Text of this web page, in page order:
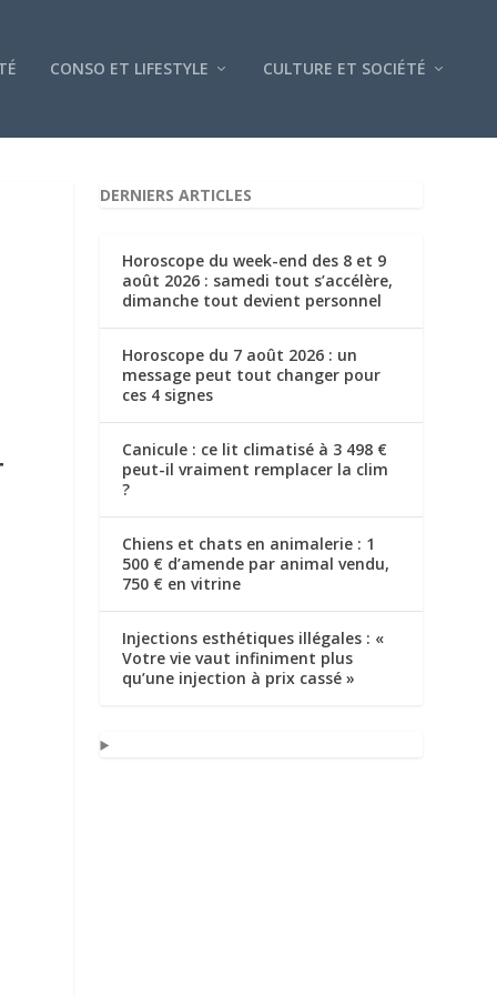
CONSO ET LIFESTYLE CULTURE ET SOCIÉTÉ
DERNIERS ARTICLES
Horoscope du week-end des 8 et 9
août 2026 : samedi tout s’accélère,
dimanche tout devient personnel
Horoscope du 7 août 2026 : un
message peut tout changer pour
ces 4 signes
Canicule : ce lit climatisé à 3 498 €
peut-il vraiment remplacer la clim
?
Chiens et chats en animalerie : 1
500 € d’amende par animal vendu,
750 € en vitrine
Injections esthétiques illégales : «
Votre vie vaut infiniment plus
qu’une injection à prix cassé »